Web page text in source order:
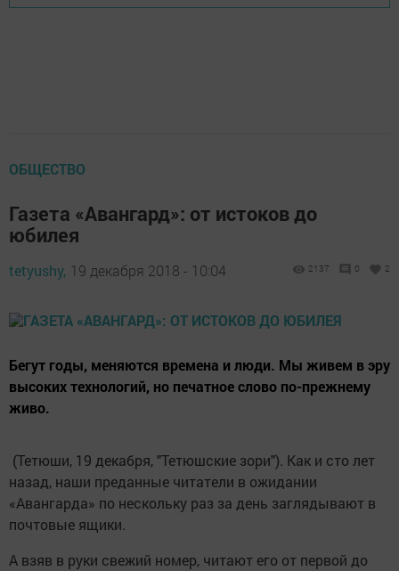
ОБЩЕСТВО
Газета «Авангард»: от истоков до
юбилея
tetyushy, 19 декабря 2018 - 10:04 2137 0 2
Бегут годы, меняются времена и люди. Мы живем в эру
высоких технологий, но печатное слово по-прежнему
живо.
(Тетюши, 19 декабря, "Тетюшские зори"). Как и сто лет
назад, наши преданные читатели в ожидании
«Авангарда» по нескольку раз за день заглядывают в
почтовые ящики.
А взяв в руки свежий номер, читают его от первой до